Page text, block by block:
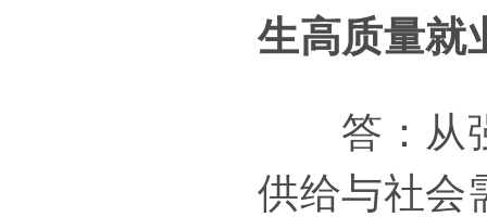
生高质量就
答：从强
供给与社会